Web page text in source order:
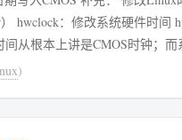
用法： hwclock --show //查看硬件时钟 hwclock --
23/01 22:16:59" //设置硬件时钟 硬件时间从根
)